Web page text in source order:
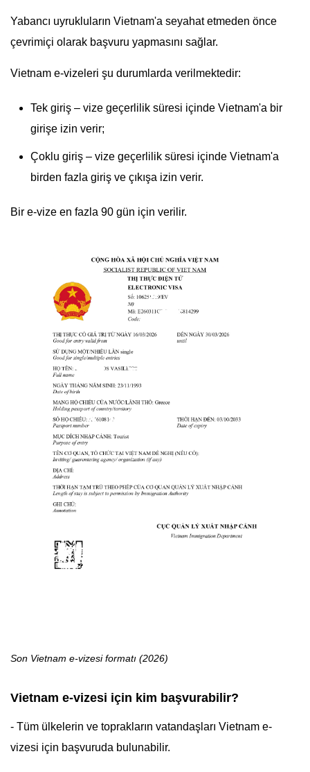
Yabancı uyrukluların Vietnam'a seyahat etmeden önce
çevrimiçi olarak başvuru yapmasını sağlar.
Vietnam e-vizeleri şu durumlarda verilmektedir:
Tek giriş – vize geçerlilik süresi içinde Vietnam'a bir
girişe izin verir;
Çoklu giriş – vize geçerlilik süresi içinde Vietnam'a
birden fazla giriş ve çıkışa izin verir.
Bir e-vize en fazla 90 gün için verilir.
Son Vietnam e-vizesi formatı (2026)
Vietnam e-vizesi için kim başvurabilir?
- Tüm ülkelerin ve toprakların vatandaşları Vietnam e-
vizesi için başvuruda bulunabilir.